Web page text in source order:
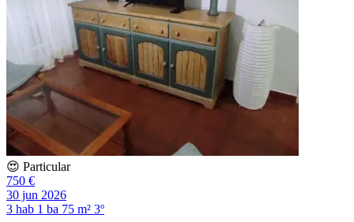
😍 Particular
750 €
30 jun 2026
3 hab 1 ba 75 m² 3º